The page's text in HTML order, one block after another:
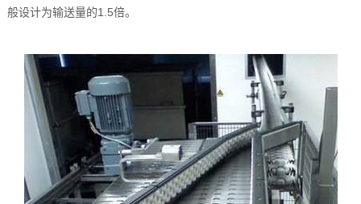
般设计为输送量的1.5倍。